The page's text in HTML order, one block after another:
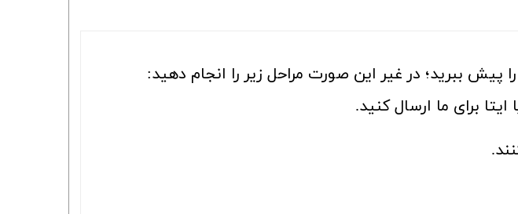
ببرید؛ در غیر این صورت مراحل زیر را انجام دهید:
برای ما ارسال کنید.